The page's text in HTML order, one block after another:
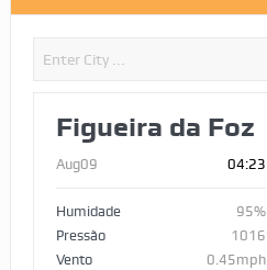
Figueira da Foz
Aug09 04:23
Humidade
95%
Pressão
1016
Vento
0.45mph